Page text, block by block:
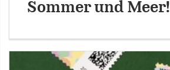
Sommer und Meer!